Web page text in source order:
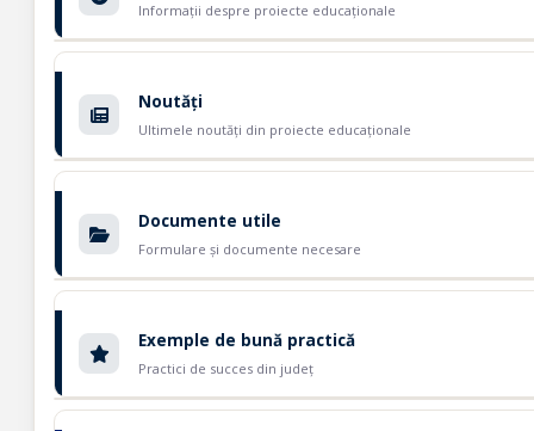
Informații despre proiecte educaționale
Noutăți
Ultimele noutăți din proiecte educaționale
Documente utile
Formulare și documente necesare
Exemple de bună practică
Practici de succes din județ